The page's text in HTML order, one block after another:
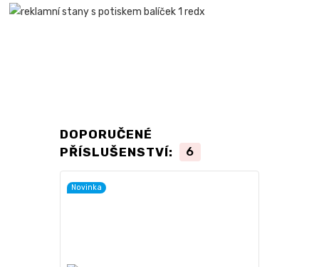
DOPORUČENÉ
PŘÍSLUŠENSTVÍ:
6
Novinka